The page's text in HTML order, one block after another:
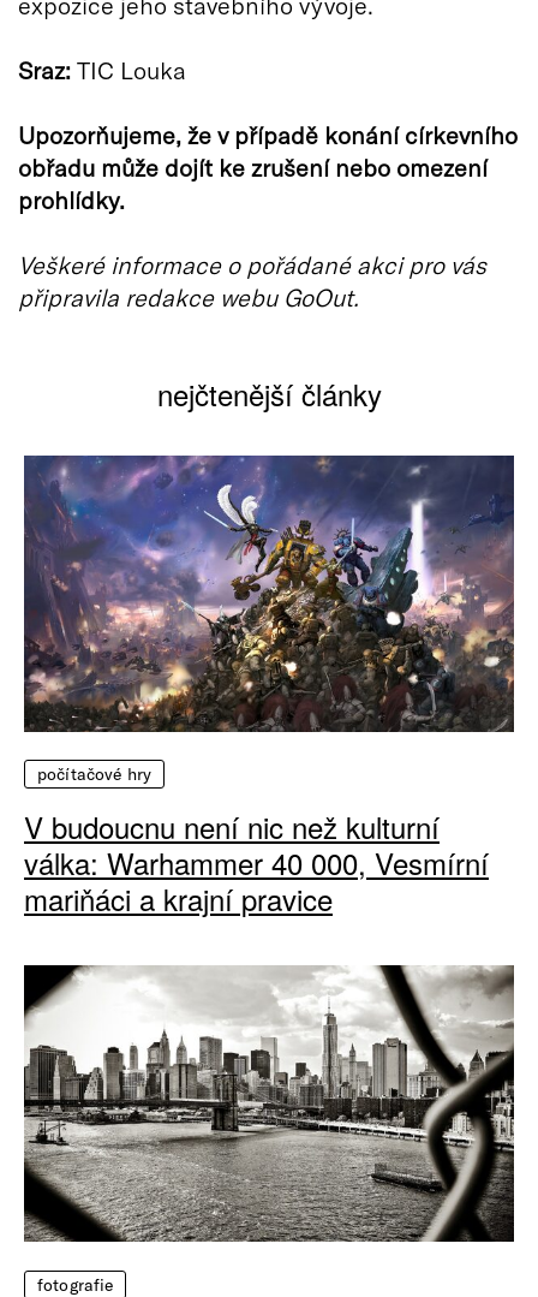
Sraz: TIC Louka
Upozorňujeme, že v případě konání církevního
obřadu může dojít ke zrušení nebo omezení
prohlídky.
Veškeré informace o pořádané akci pro vás
připravila redakce webu GoOut.
nejčtenější články
počítačové hry
V budoucnu není nic než kulturní
válka: Warhammer 40 000, Vesmírní
mariňáci a krajní pravice
fotografie